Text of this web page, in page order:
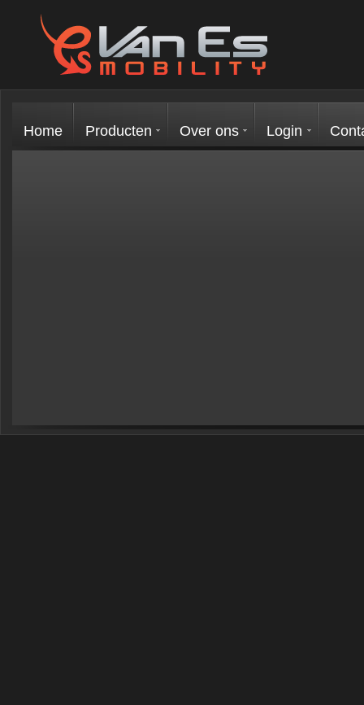
Home Producten Over ons Login